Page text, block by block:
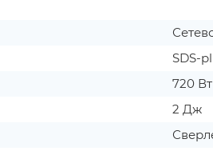
SDS-
720 Вт
2 Дж